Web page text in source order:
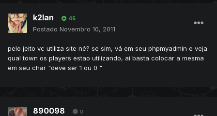
k2lan 45
Postado Novembro 10, 2011
pelo jeito vc utiliza site né? se sim, vá em seu phpmyadmin e veja
qual town os players estao utilizando, ai basta colocar a mesma
em seu char "deve ser 1 ou 0 "
890098 0